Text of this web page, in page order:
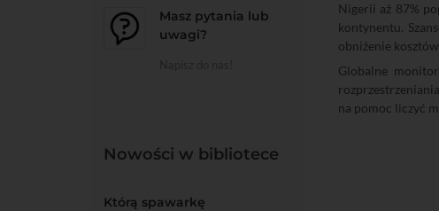
Nigerii aż 87%
kontynentu.
obniżenie
Globalne
na pomoc liczyć
Masz pytania lub
uwagi?
Nowości w bibliotece
Którą spawarkę